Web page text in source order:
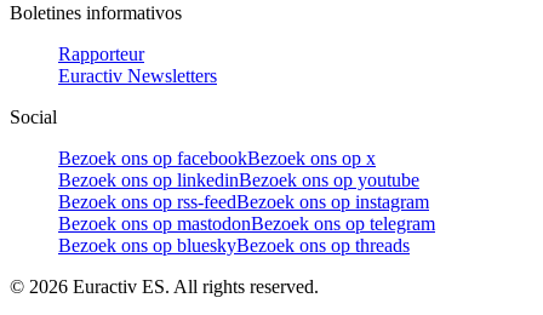
Boletines informativos
Rapporteur
Euractiv Newsletters
Social
Bezoek ons op facebookBezoek ons op x
Bezoek ons op linkedinBezoek ons op youtube
Bezoek ons op rss-feedBezoek ons op instagram
Bezoek ons op mastodonBezoek ons op telegram
Bezoek ons op blueskyBezoek ons op threads
© 2026 Euractiv ES. All rights reserved.